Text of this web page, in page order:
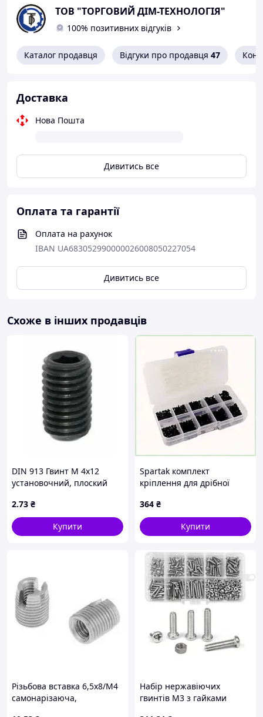
ТОВ "ТОРГОВИЙ ДІМ-ТЕХНОЛОГІЯ"
100% позитивних відгуків
Каталог продавця Відгуки про продавця 47
Доставка
Нова Пошта
Дивитись все
Оплата та гарантії
Оплата на рахунок
IBAN UA683052990000026008050227054
Дивитись все
Схоже в інших продавців
DIN 913 Гвинт М 4х12
установочний, плоский
2.73 ₴
Купити
Spartak комплект
кріплення для дрібної
X814H9B994
364 ₴
Купити
Різьбова вставка 6,5х8/М4
самонарізаюча,
Набір нержавіючих
гвинтів М3 з гайками